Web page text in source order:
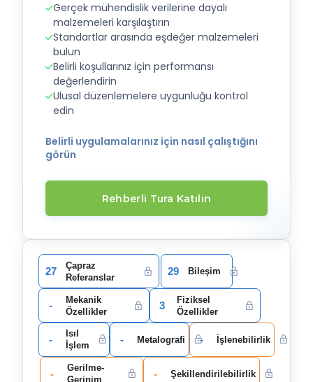
Gerçek mühendislik verilerine dayalı
malzemeleri karşılaştırın
Standartlar arasında eşdeğer malzemeleri
bulun
Belirli koşullarınız için performansı
değerlendirin
Ulusal düzenlemelere uygunluğu kontrol
edin
Belirli uygulamalarınız için nasıl çalıştığını
görün
Rehberli Tura Katılın
27
Çapraz
Referanslar
29 Bileşim
-
Mekanik
Özellikler
3
Fiziksel
Özellikler
-
Isıl
İşlem
- Metalografi - İşlenebilirlik
-
Gerilme-
Gerinim
- Şekillendirilebilirlik